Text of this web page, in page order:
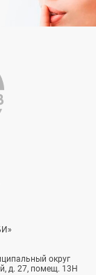
округ
д. 27, помещ. 13Н